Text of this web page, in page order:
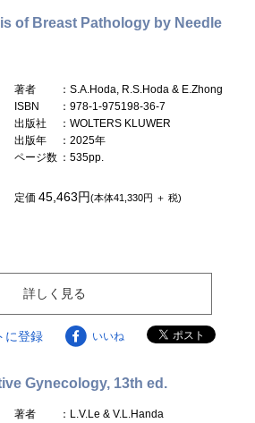
of Breast Pathology by Needle
著者
：S.A.Hoda, R.S.Hoda & E.Zhong
ISBN
：978-1-975198-36-7
出版社
：WOLTERS KLUWER
出版年
：2025年
ページ数 ：535pp.
定価45,463円(本体41,330円 ＋ 税)
詳しく見る
に登録 いいね
Gynecology, 13th ed.
著者
：L.V.Le & V.L.Handa